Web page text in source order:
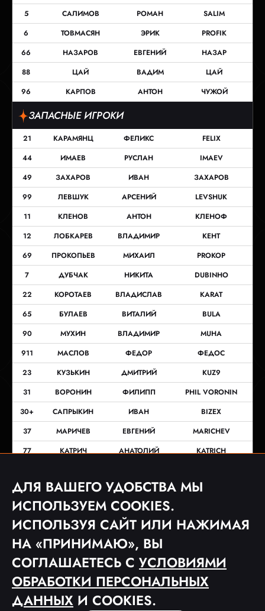
5
САЛИМОВ РОМАН
SALIM
6
ТОВМАСЯН ЭРИК
PROFIK
66
НАЗАРОВ ЕВГЕНИЙ
НАЗАР
88
ЦАЙ ВАДИМ
ЦАЙ
96
КАРПОВ АНТОН ЧУЖОЙ
ЗАПАСНЫЕ ИГРОКИ
21 КАРАМЯНЦ ФЕЛИКС
FELIX
44
ИМАЕВ РУСЛАН
IMAEV
49
ЗАХАРОВ ИВАН
ЗАХАРОВ
99
ЛЕВШУК АРСЕНИЙ
LEVSHUK
11
КЛЕНОВ АНТОН
КЛЕНОФ
12
ЛОБКАРЕВ ВЛАДИМИР
КЕНТ
69
ПРОКОПЬЕВ МИХАИЛ
PROKOP
7
ДУБЧАК НИКИТА
DUBINHO
22
КОРОТАЕВ ВЛАДИСЛАВ
KARAT
65
БУЛАЕВ ВИТАЛИЙ
BULA
90
МУХИН ВЛАДИМИР
MUHA
911
МАСЛОВ ФЕДОР
ФЕДОС
23
КУЗЬКИН ДМИТРИЙ
KUZ9
31
ВОРОНИН ФИЛИПП
PHIL VORONIN
30+
САПРЫКИН ИВАН
BIZEX
37
МАРИЧЕВ ЕВГЕНИЙ
MARICHEV
77
КАТРИЧ АНАТОЛИЙ
KATRICH
55
ГООГЕ АНТОН GOOGE
© 2023 ФУТБОЛЬНАЯ МЕДИА ЛИГА «MFL»
ПОЛЬЗОВАТЕЛЬСКОЕ СОГЛАШЕНИЕ
ПОЛИТИКА КОНФИДЕНЦИАЛЬНОСТИ
ДЛЯ ВАШЕГО УДОБСТВА МЫ
ИСПОЛЬЗУЕМ COOKIES.
ИСПОЛЬЗУЯ САЙТ ИЛИ НАЖИМАЯ
НА «ПРИНИМАЮ», ВЫ
СОГЛАШАЕТЕСЬ С УСЛОВИЯМИ
ОБРАБОТКИ ПЕРСОНАЛЬНЫХ
ДАННЫХ И COOKIES.